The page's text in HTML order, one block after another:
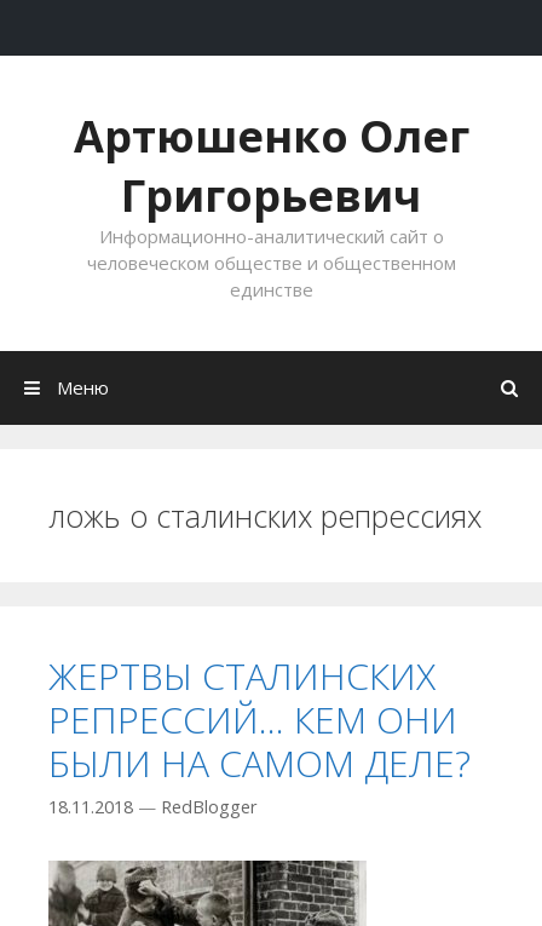
Артюшенко Олег
Григорьевич
Информационно-аналитический сайт о
человеческом обществе и общественном
единстве
Меню
ложь о сталинских репрессиях
ЖЕРТВЫ СТАЛИНСКИХ
РЕПРЕССИЙ… КЕМ ОНИ
БЫЛИ НА САМОМ ДЕЛЕ?
18.11.2018 — RedBlogger